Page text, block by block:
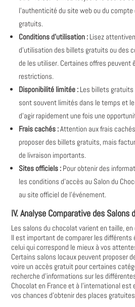
l'authenticité du site web ou du compte
gratuits.
Conditions d'utilisation : Lisez
d'utilisation des billets gratuits ou des
de les utiliser. Certaines offres peuvent
restrictions.
Disponibilité limitée : Les billets gratuits
sont souvent limités dans le temps et
d'agir rapidement une fois une
Frais cachés :Attention aux frais
proposer des billets gratuits, mais
de livraison importants.
Sites officiels : Pour obtenir des
les conditions d'accès au Salon du
au site officiel de l'événement.
IV. Analyse Comparative des Salons
Les salons du chocolat varient en taille,
Il est important de comparer les différents
celui qui correspond le mieux à vos
Certains salons locaux peuvent proposer
voire un accès gratuit pour certaines
recherche d'informations sur les
Chocolat en France et à l'international est
vos chances d'obtenir des places